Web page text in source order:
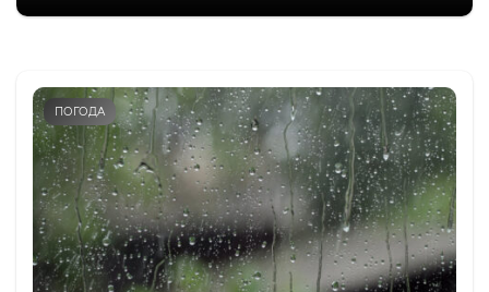
ПОГОДА